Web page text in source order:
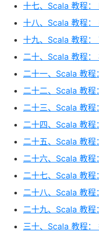
十七、Scala 教程：
十八、Scala 教程：
十九、Scala 教程：
二十、Scala 教程：
二十一、Scala 教程
二十二、Scala 教程
二十三、Scala 教
二十四、Scala 教程
二十五、Scala 教
二十六、Scala 教
二十七、Scala 教程
二十八、Scala 教程
二十九、Scala 教
三十、Scala 教程：